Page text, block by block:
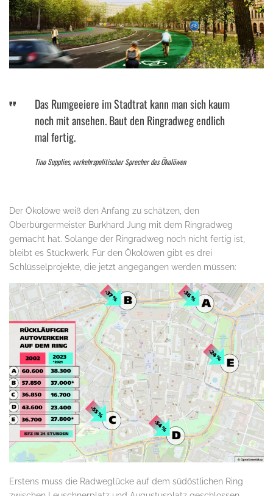
Das Rumgeeiere im Stadtrat kann man sich kaum
noch mit ansehen. Baut den Ringradweg endlich
mal fertig.
Tino Supplies, verkehrspolitischer Sprecher des Ökolöwen
Der Ökolöwe weiß den Anfang zu schätzen, den
Oberbürgermeister Burkhard Jung mit dem Ringradweg
gemacht hat. Solange der Ringradweg noch nicht fertig ist,
bleibt es Stückwerk. Für den Ökolöwen gibt es drei
Schlüsselprojekte, die jetzt angegangen werden müssen:
Erstens muss die Radweglücke auf dem südöstlichen Ring